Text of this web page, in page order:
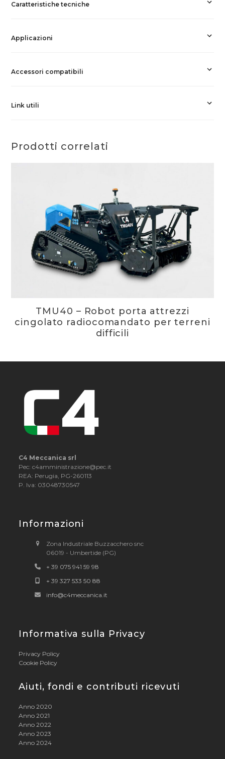
Caratteristiche tecniche
Applicazioni
Accessori compatibili
Link utili
Prodotti correlati
TMU40 – Robot porta attrezzi
cingolato radiocomandato per terreni
difficili
C4 Meccanica srl
Pec: c4amministrazione@pec.it
REA: Perugia, PG-260113
P. Iva: 03048730547
Informazioni
Zona Industriale Buzzacchero snc
06019 - Umbertide (PG)
+ 39 075 941 59 98
+ 39 327 533 50 88
info@c4meccanica.it
Informativa sulla Privacy
Privacy Policy
Cookie Policy
Aiuti, fondi e contributi ricevuti
Anno 2020
Anno 2021
Anno 2022
Anno 2023
Anno 2024